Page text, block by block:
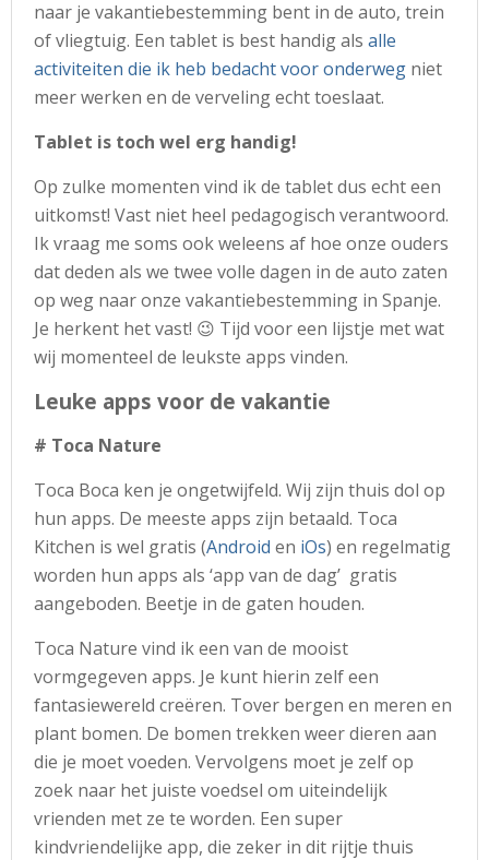
naar je vakantiebestemming bent in de auto, trein
of vliegtuig. Een tablet is best handig als alle
activiteiten die ik heb bedacht voor onderweg niet
meer werken en de verveling echt toeslaat.
Tablet is toch wel erg handig!
Op zulke momenten vind ik de tablet dus echt een
uitkomst! Vast niet heel pedagogisch verantwoord.
Ik vraag me soms ook weleens af hoe onze ouders
dat deden als we twee volle dagen in de auto zaten
op weg naar onze vakantiebestemming in Spanje.
Je herkent het vast! 😉 Tijd voor een lijstje met wat
wij momenteel de leukste apps vinden.
Leuke apps voor de vakantie
# Toca Nature
Toca Boca ken je ongetwijfeld. Wij zijn thuis dol op
hun apps. De meeste apps zijn betaald. Toca
Kitchen is wel gratis (Android en iOs) en regelmatig
worden hun apps als ‘app van de dag’ gratis
aangeboden. Beetje in de gaten houden.
Toca Nature vind ik een van de mooist
vormgegeven apps. Je kunt hierin zelf een
fantasiewereld creëren. Tover bergen en meren en
plant bomen. De bomen trekken weer dieren aan
die je moet voeden. Vervolgens moet je zelf op
zoek naar het juiste voedsel om uiteindelijk
vrienden met ze te worden. Een super
kindvriendelijke app, die zeker in dit rijtje thuis